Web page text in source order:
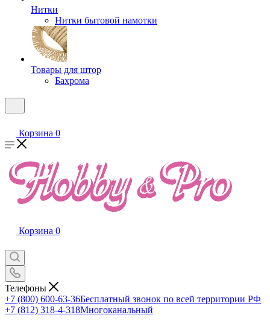
Нитки
Нитки бытовой намотки
Товары для штор
Бахрома
Корзина 0
Корзина 0
Телефоны
+7 (800) 600-63-36Бесплатный звонок по всей территории РФ
+7 (812) 318-4-318Многоканальный